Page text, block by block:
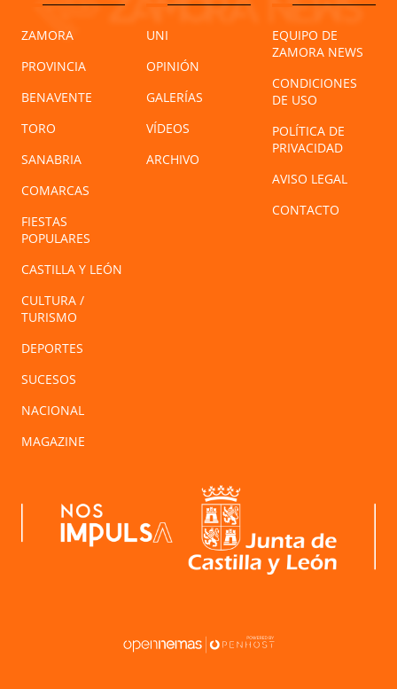
ZAMORA
PROVINCIA
BENAVENTE
TORO
SANABRIA
COMARCAS
FIESTAS
POPULARES
CASTILLA Y LEÓN
CULTURA /
TURISMO
DEPORTES
SUCESOS
NACIONAL
MAGAZINE
UNI
OPINIÓN
GALERÍAS
VÍDEOS
ARCHIVO
EQUIPO DE
ZAMORA NEWS
CONDICIONES
DE USO
POLÍTICA DE
PRIVACIDAD
AVISO LEGAL
CONTACTO